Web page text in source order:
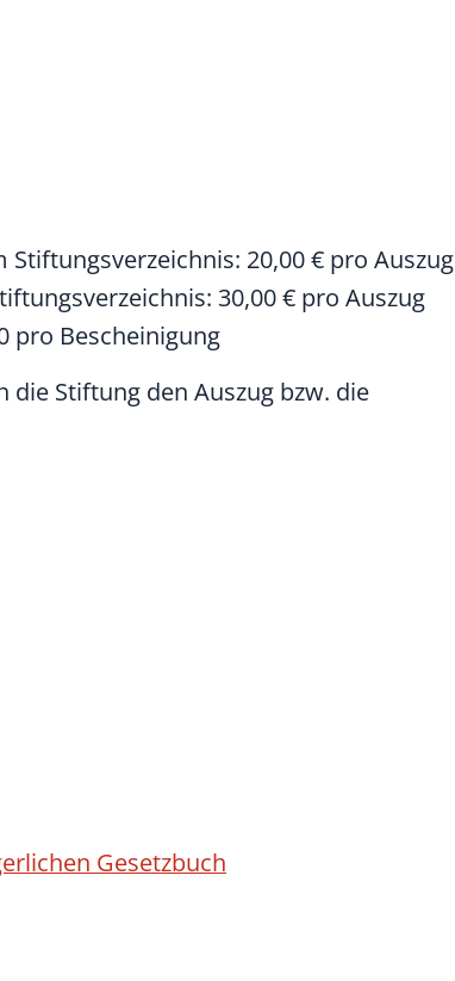
20,00 € pro Auszug
30,00 € pro Auszug
pro Bescheinigung
Stiftung den Auszug bzw. die
Gesetzbuch